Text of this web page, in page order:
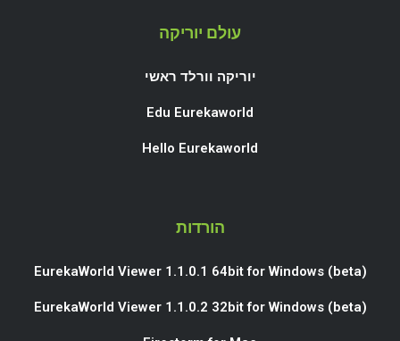
עולם יוריקה
יוריקה וורלד ראשי
Edu Eurekaworld
Hello Eurekaworld
הורדות
EurekaWorld Viewer 1.1.0.1 64bit for Windows (beta)
EurekaWorld Viewer 1.1.0.2 32bit for Windows (beta)